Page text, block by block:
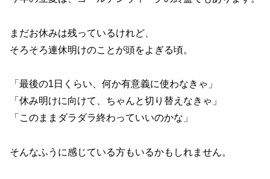
まだお休みは残っているけれど、
そろそろ連休明けのことが頭をよぎる頃。
「最後の1日くらい、何か有意義に使わなきゃ」
「休み明けに向けて、ちゃんと切り替えなきゃ」
「このままダラダラ終わっていいのかな」
そんなふうに感じている方もいるかもしれません。